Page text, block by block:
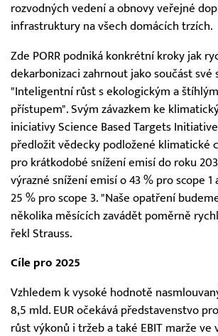
rozvodných vedení a obnovy veřejné
infrastruktury na všech domácích trzích.
Zde PORR podniká konkrétní kroky jak
dekarbonizaci zahrnout jako součást své
"Inteligentní růst s ekologickým a
přístupem". Svým závazkem ke
iniciativy Science Based Targets Initiative
předložit vědecky podložené klimatické
pro krátkodobé snížení emisí do roku
výrazné snížení emisí o 43 % pro scope 1
25 % pro scope 3. "Naše opatření
několika měsících zavádět poměrně
řekl Strauss.
Cíle pro 2025
Vzhledem k vysoké hodnotě
8,5 mld. EUR očekává představenstvo
růst výkonů i tržeb a také EBIT marže ve